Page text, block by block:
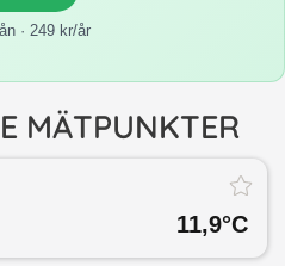
· 249 kr/år
MÄTPUNKTER
11,9°C